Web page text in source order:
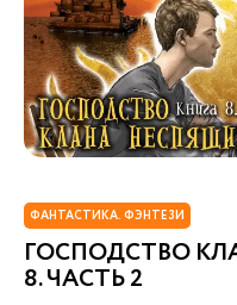
ФАНТАСТИКА. ФЭНТЕЗИ
ГОСПОДСТВО
8. ЧАСТЬ 2